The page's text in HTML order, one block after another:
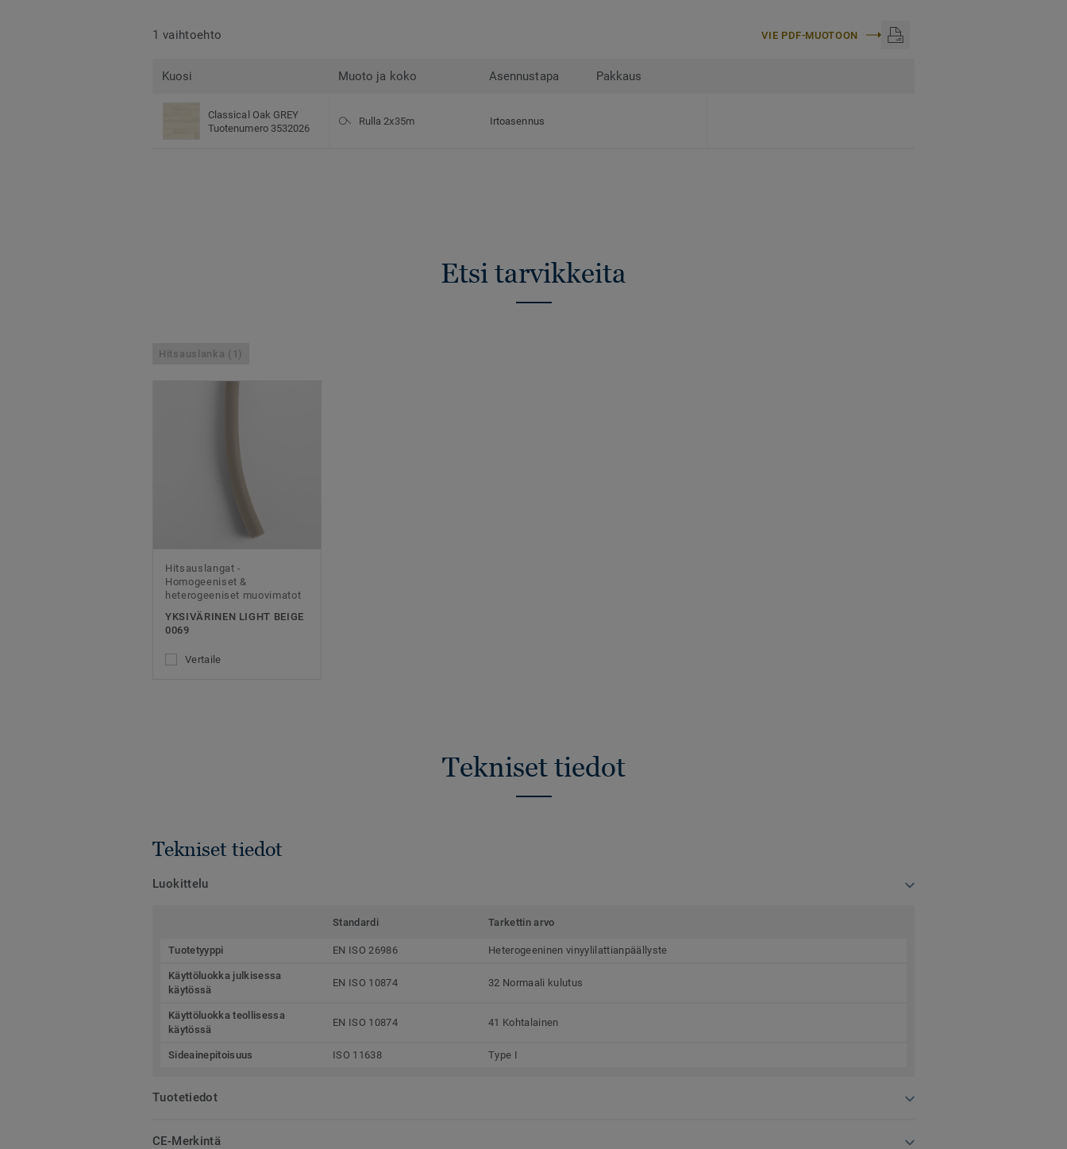
1 vaihtoehto VIE PDF-MUOTOON
Kuosi Muoto ja koko Asennustapa Pakkaus
Classical Oak GREY
Tuotenumero 3532026
Rulla 2x35m Irtoasennus
Etsi tarvikkeita
Hitsauslanka (1)
Hitsauslangat -
Homogeeniset &
heterogeeniset muovimatot
YKSIVÄRINEN LIGHT BEIGE
0069
Vertaile
Tekniset tiedot
Tekniset tiedot
Luokittelu
Standardi Tarkettin arvo
Tuotetyyppi EN ISO 26986 Heterogeeninen vinyylilattianpäällyste
Käyttöluokka julkisessa
käytössä
EN ISO 10874 32 Normaali kulutus
Käyttöluokka teollisessa
käytössä
EN ISO 10874 41 Kohtalainen
Sideainepitoisuus ISO 11638 Type I
Tuotetiedot
CE-Merkintä